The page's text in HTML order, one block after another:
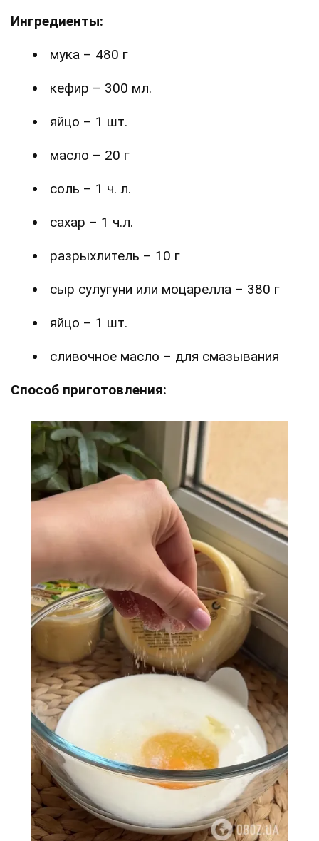
Ингредиенты:
мука – 480 г
кефир – 300 мл.
яйцо – 1 шт.
масло – 20 г
соль – 1 ч. л.
сахар – 1 ч.л.
разрыхлитель – 10 г
сыр сулугуни или моцарелла – 380 г
яйцо – 1 шт.
сливочное масло – для смазывания
Способ приготовления: